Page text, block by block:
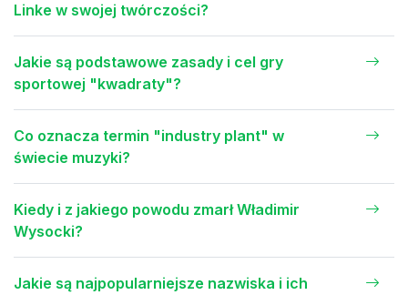
Linke w swojej twórczości?
Jakie są podstawowe zasady i cel gry
sportowej "kwadraty"?
Co oznacza termin "industry plant" w
świecie muzyki?
Kiedy i z jakiego powodu zmarł Władimir
Wysocki?
Jakie są najpopularniejsze nazwiska i ich